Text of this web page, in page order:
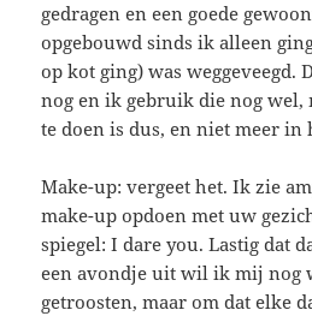
gedragen en een goede
opgebouwd sinds ik alleen
op kot ging) was weggeveegd.
nog en ik gebruik die nog wel,
te doen is dus, en niet meer in
Make-up: vergeet het. Ik zie
make-up opdoen met uw
spiegel: I dare you. Lastig dat
een avondje uit wil ik mij nog
getroosten, maar om dat elke